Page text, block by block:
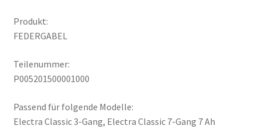
Produkt:
FEDERGABEL
Teilenummer:
P005201500001000
Passend für folgende Modelle:
Electra Classic 3-Gang, Electra Classic 7-Gang 7 Ah